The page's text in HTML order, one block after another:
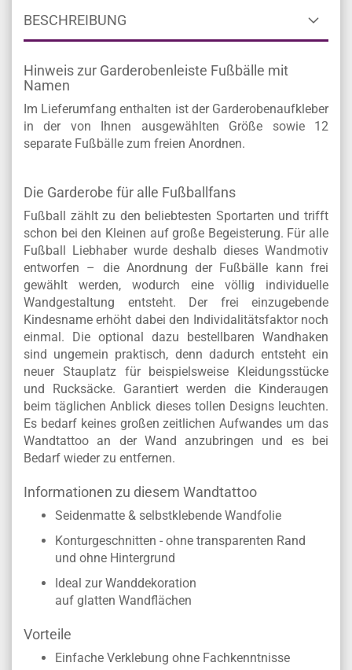
BESCHREIBUNG
Hinweis zur Garderobenleiste Fußbälle mit
Namen
Im Lieferumfang enthalten ist der Garderobenaufkleber
in der von Ihnen ausgewählten Größe sowie 12
separate Fußbälle zum freien Anordnen.
Die Garderobe für alle Fußballfans
Fußball zählt zu den beliebtesten Sportarten und trifft
schon bei den Kleinen auf große Begeisterung. Für alle
Fußball Liebhaber wurde deshalb dieses Wandmotiv
entworfen – die Anordnung der Fußbälle kann frei
gewählt werden, wodurch eine völlig individuelle
Wandgestaltung entsteht. Der frei einzugebende
Kindesname erhöht dabei den Individalitätsfaktor noch
einmal. Die optional dazu bestellbaren Wandhaken
sind ungemein praktisch, denn dadurch entsteht ein
neuer Stauplatz für beispielsweise Kleidungsstücke
und Rucksäcke. Garantiert werden die Kinderaugen
beim täglichen Anblick dieses tollen Designs leuchten.
Es bedarf keines großen zeitlichen Aufwandes um das
Wandtattoo an der Wand anzubringen und es bei
Bedarf wieder zu entfernen.
Informationen zu diesem Wandtattoo
Seidenmatte & selbstklebende Wandfolie
Konturgeschnitten - ohne transparenten Rand
und ohne Hintergrund
Ideal zur Wanddekoration
auf glatten Wandflächen
Vorteile
Einfache Verklebung ohne Fachkenntnisse